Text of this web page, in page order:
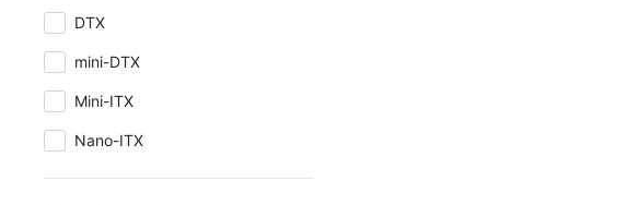
DTX
mini-DTX
Mini-ITX
Nano-ITX